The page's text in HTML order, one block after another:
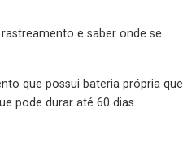
e saber onde se
que possui bateria própria que
pode durar até 60 dias.